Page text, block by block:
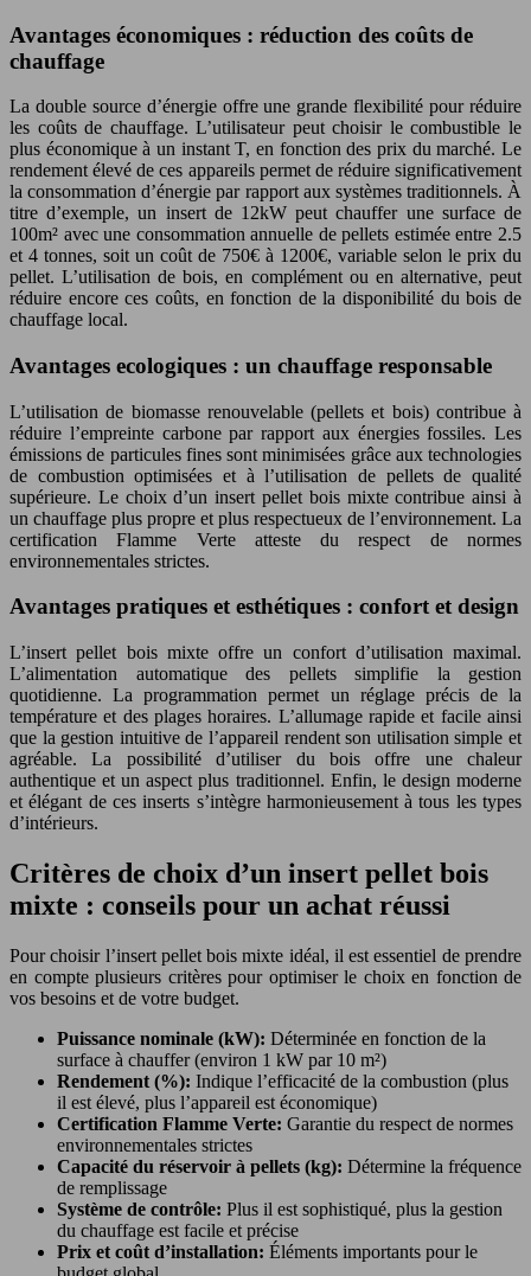
Avantages économiques : réduction des coûts de
chauffage
La double source d’énergie offre une grande flexibilité pour réduire
les coûts de chauffage. L’utilisateur peut choisir le combustible le
plus économique à un instant T, en fonction des prix du marché. Le
rendement élevé de ces appareils permet de réduire significativement
la consommation d’énergie par rapport aux systèmes traditionnels. À
titre d’exemple, un insert de 12kW peut chauffer une surface de
100m² avec une consommation annuelle de pellets estimée entre 2.5
et 4 tonnes, soit un coût de 750€ à 1200€, variable selon le prix du
pellet. L’utilisation de bois, en complément ou en alternative, peut
réduire encore ces coûts, en fonction de la disponibilité du bois de
chauffage local.
Avantages ecologiques : un chauffage responsable
L’utilisation de biomasse renouvelable (pellets et bois) contribue à
réduire l’empreinte carbone par rapport aux énergies fossiles. Les
émissions de particules fines sont minimisées grâce aux technologies
de combustion optimisées et à l’utilisation de pellets de qualité
supérieure. Le choix d’un insert pellet bois mixte contribue ainsi à
un chauffage plus propre et plus respectueux de l’environnement. La
certification Flamme Verte atteste du respect de normes
environnementales strictes.
Avantages pratiques et esthétiques : confort et design
L’insert pellet bois mixte offre un confort d’utilisation maximal.
L’alimentation automatique des pellets simplifie la gestion
quotidienne. La programmation permet un réglage précis de la
température et des plages horaires. L’allumage rapide et facile ainsi
que la gestion intuitive de l’appareil rendent son utilisation simple et
agréable. La possibilité d’utiliser du bois offre une chaleur
authentique et un aspect plus traditionnel. Enfin, le design moderne
et élégant de ces inserts s’intègre harmonieusement à tous les types
d’intérieurs.
Critères de choix d’un insert pellet bois
mixte : conseils pour un achat réussi
Pour choisir l’insert pellet bois mixte idéal, il est essentiel de prendre
en compte plusieurs critères pour optimiser le choix en fonction de
vos besoins et de votre budget.
Puissance nominale (kW): Déterminée en fonction de la
surface à chauffer (environ 1 kW par 10 m²)
Rendement (%): Indique l’efficacité de la combustion (plus
il est élevé, plus l’appareil est économique)
Certification Flamme Verte: Garantie du respect de normes
environnementales strictes
Capacité du réservoir à pellets (kg): Détermine la fréquence
de remplissage
Système de contrôle: Plus il est sophistiqué, plus la gestion
du chauffage est facile et précise
Prix et coût d’installation: Éléments importants pour le